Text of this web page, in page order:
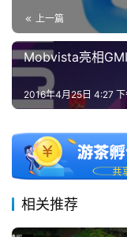
上一篇
Mobvista亮相
2016年4月25日 4:27
相关推荐